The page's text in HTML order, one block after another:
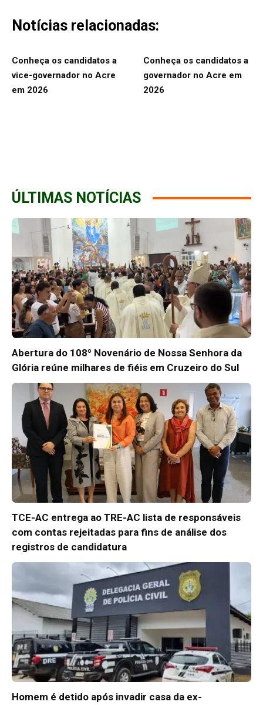
Notícias relacionadas:
Conheça os candidatos a
vice-governador no Acre
em 2026
Conheça os candidatos a
governador no Acre em
2026
ÚLTIMAS NOTÍCIAS
Abertura do 108º Novenário de Nossa Senhora da
Glória reúne milhares de fiéis em Cruzeiro do Sul
TCE-AC entrega ao TRE-AC lista de responsáveis
com contas rejeitadas para fins de análise dos
registros de candidatura
Homem é detido após invadir casa da ex-